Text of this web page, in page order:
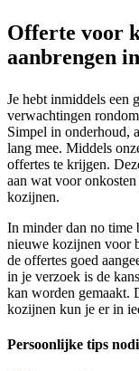
Offerte voor
aanbrengen
Je hebt inmiddels een
verwachtingen
Simpel in onderhoud,
lang mee. Middels
offertes te krijgen.
aan wat voor
kozijnen.
In minder dan no time
nieuwe kozijnen voor
de offertes goed
in je verzoek is de
kan worden gemaakt.
kozijnen kun je er in
Persoonlijke tips